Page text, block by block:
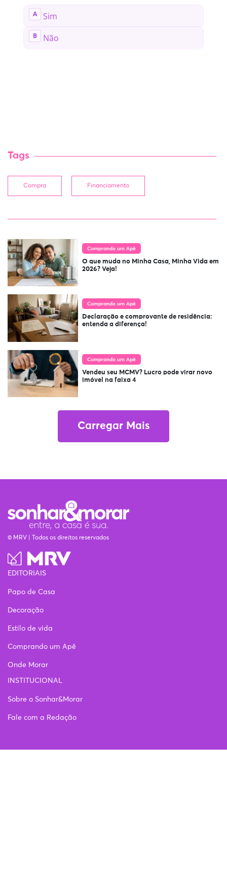
Tags
Compra Financiamento
Comprando um Apê
O que muda no Minha Casa, Minha Vida em
2026? Veja!
Comprando um Apê
Declaração e comprovante de residência:
entenda a diferença!
Comprando um Apê
Vendeu seu MCMV? Lucro pode virar novo
imóvel na faixa 4
Carregar Mais
© MRV | Todos os direitos reservados
EDITORIAIS
Papo de Casa
Decoração
Estilo de vida
Comprando um Apê
Onde Morar
INSTITUCIONAL
Sobre o Sonhar&Morar
Fale com a Redação